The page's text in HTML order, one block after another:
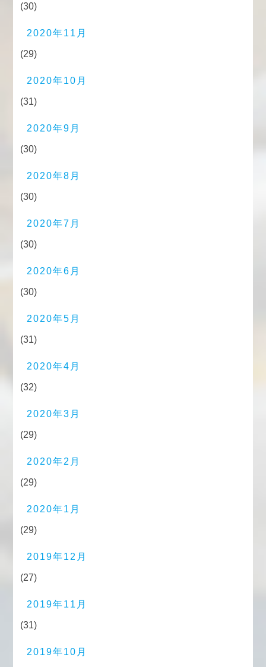
(30)
2020年11月
(29)
2020年10月
(31)
2020年9月
(30)
2020年8月
(30)
2020年7月
(30)
2020年6月
(30)
2020年5月
(31)
2020年4月
(32)
2020年3月
(29)
2020年2月
(29)
2020年1月
(29)
2019年12月
(27)
2019年11月
(31)
2019年10月